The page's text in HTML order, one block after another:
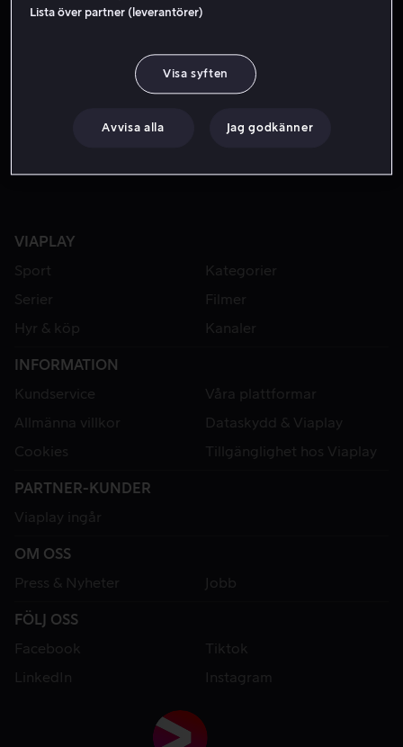
VIAPLAY
Sport
Kategorier
Serier
Filmer
Hyr & köp
Kanaler
INFORMATION
Kundservice
Våra plattformar
Allmänna villkor
Dataskydd & Viaplay
Cookies
Tillgänglighet hos Viaplay
PARTNER-KUNDER
Viaplay ingår
OM OSS
Press & Nyheter
Jobb
FÖLJ OSS
Facebook
Tiktok
LinkedIn
Instagram
Lista över partner (leverantörer)
Visa syften
Avvisa alla Jag godkänner